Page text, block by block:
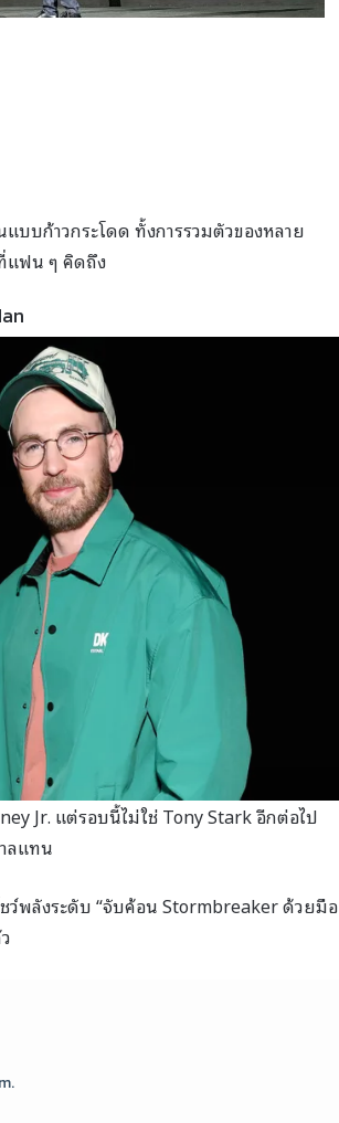
บบก้าวกระโดด ทั้งการรวมตัวของหลาย
แฟน ๆ คิดถึง
Jr. แต่รอบนี้ไม่ใช่ Tony Stark อีกต่อไป
ลแทน
ว์พลังระดับ “จับค้อน Stormbreaker ด้วยมือ